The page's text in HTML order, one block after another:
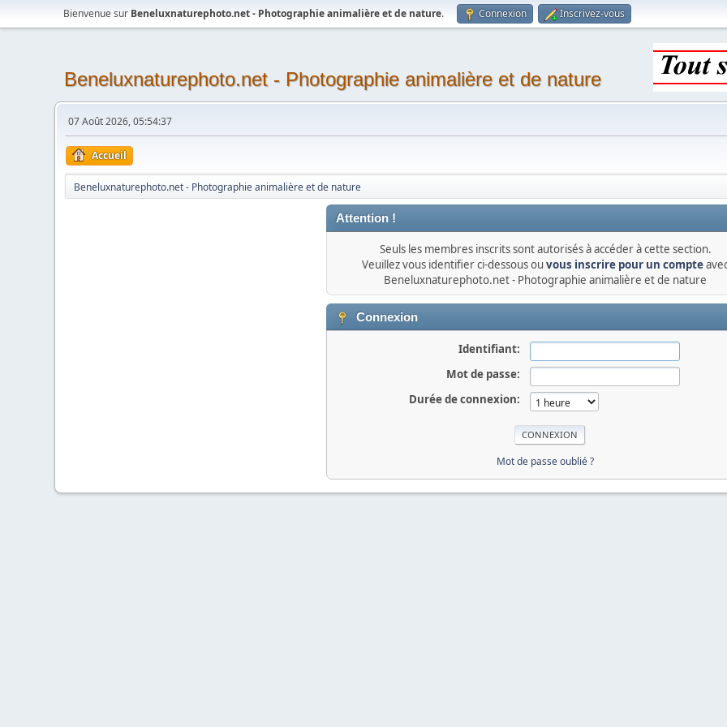
Bienvenue sur Beneluxnaturephoto.net - Photographie animalière et de nature. Connexion Inscrivez-vous
Beneluxnaturephoto.net - Photographie animalière et de nature
07 Août 2026, 05:54:37
Accueil
Beneluxnaturephoto.net - Photographie animalière et de nature
Attention !
Seuls les membres inscrits sont autorisés à accéder à cette section.
Veuillez vous identifier ci-dessous ou vous inscrire pour un compte
Beneluxnaturephoto.net - Photographie animalière et de nature
Connexion
Identifiant:
Mot de passe:
Durée de connexion:
Mot de passe oublié ?